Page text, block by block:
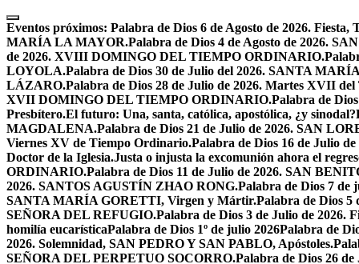
Skip
to
content
Eventos próximos: Palabra de Dios 6 de Agosto de 2026.
MARÍA LA MAYOR.Palabra de Dios 4 de Agosto de 2026.
de 2026. XVIII DOMINGO DEL TIEMPO ORDINARIO.
LOYOLA.Palabra de Dios 30 de Julio del 2026. SANTA
LÁZARO.Palabra de Dios 28 de Julio de 2026. Martes XVII
XVII DOMINGO DEL TIEMPO ORDINARIO.Palabra de
Presbítero.El futuro: Una, santa, católica, apostólica, ¿y sinodal?
MAGDALENA.Palabra de Dios 21 de Julio de 2026. SAN
Viernes XV de Tiempo Ordinario.Palabra de Dios 16 de Julio
Doctor de la Iglesia.Justa o injusta la excomunión ahora el
ORDINARIO.Palabra de Dios 11 de Julio de 2026. SAN
2026. SANTOS AGUSTÍN ZHAO RONG.Palabra de Dios 7 de
SANTA MARÍA GORETTI, Virgen y Mártir.Palabra de Dios
SEÑORA DEL REFUGIO.Palabra de Dios 3 de Julio de 2026.
homilía eucarísticaPalabra de Dios 1º de julio 2026Palabra de
2026. Solemnidad, SAN PEDRO Y SAN PABLO, Apóstoles.
SEÑORA DEL PERPETUO SOCORRO.Palabra de Dios 26